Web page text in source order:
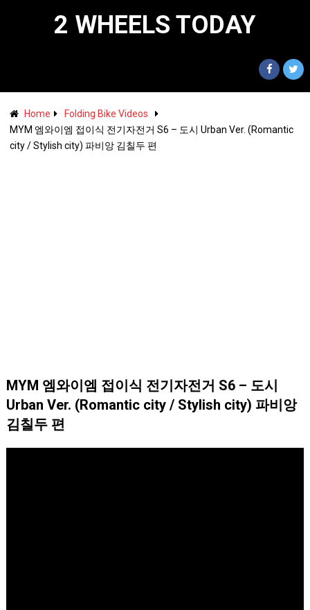
2 WHEELS TODAY
Home
Folding Bike Videos
MYM 엠와이엠 접이식 전기자전거 S6 – 도시 Urban Ver. (Romantic
city / Stylish city) 파비앙 김칠두 편
MYM 엠와이엠 접이식 전기자전거 S6 – 도시
Urban Ver. (Romantic city / Stylish city) 파비앙
김칠두 편